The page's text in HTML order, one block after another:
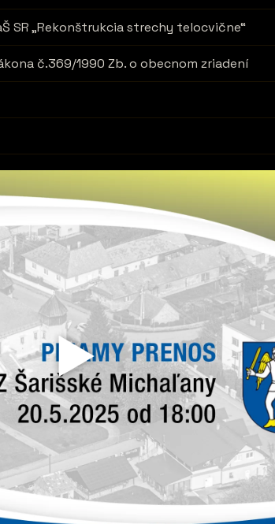
SR „Rekonštrukcia strechy telocvične“
č.369/1990 Zb. o obecnom zriadení